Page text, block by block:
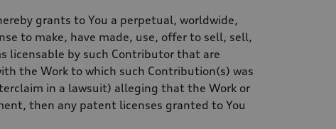
grants to You a perpetual, worldwide,
to make, have made, use, offer to sell, sell,
licensable by such Contributor that are
the Work to which such Contribution(s) was
in a lawsuit) alleging that the Work or
then any patent licenses granted to You